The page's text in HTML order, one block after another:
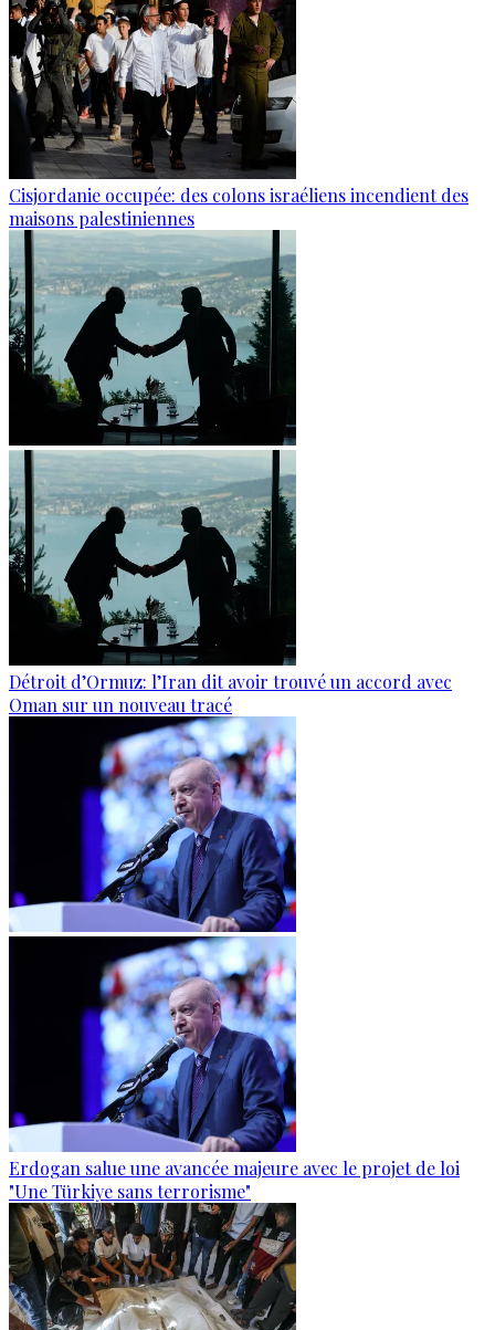
Cisjordanie occupée: des colons israéliens incendient des
maisons palestiniennes
Détroit d’Ormuz: l’Iran dit avoir trouvé un accord avec
Oman sur un nouveau tracé
Erdogan salue une avancée majeure avec le projet de loi
"Une Türkiye sans terrorisme"